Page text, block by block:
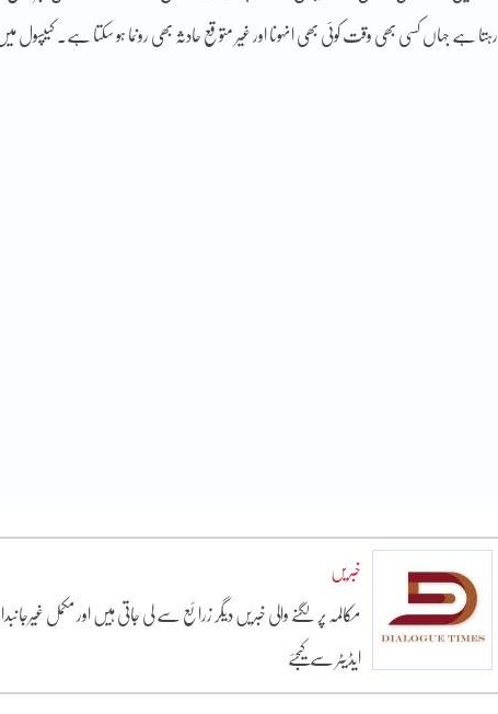
رہتا ہے جہاں کسی بھی وقت کوئی بھی انہونا اور غیر متوقع حادثہ بھی رونما ہو سکتا ہے۔
خبریں
مکالمہ پر لگنے والی خبریں دیگر زرائع سے لی جاتی ہیں اور مکمل
ایڈیٹر سے کیجئے